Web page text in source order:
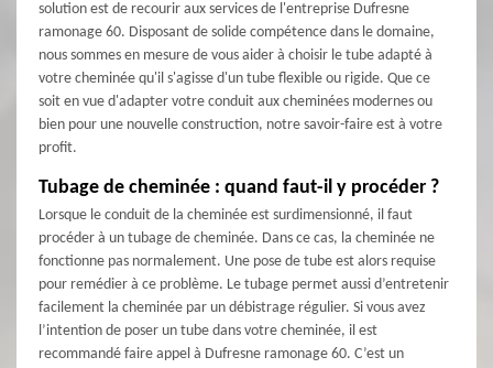
solution est de recourir aux services de l'entreprise Dufresne
ramonage 60. Disposant de solide compétence dans le domaine,
nous sommes en mesure de vous aider à choisir le tube adapté à
votre cheminée qu'il s'agisse d'un tube flexible ou rigide. Que ce
soit en vue d'adapter votre conduit aux cheminées modernes ou
bien pour une nouvelle construction, notre savoir-faire est à votre
profit.
Tubage de cheminée : quand faut-il y procéder ?
Lorsque le conduit de la cheminée est surdimensionné, il faut
procéder à un tubage de cheminée. Dans ce cas, la cheminée ne
fonctionne pas normalement. Une pose de tube est alors requise
pour remédier à ce problème. Le tubage permet aussi d’entretenir
facilement la cheminée par un débistrage régulier. Si vous avez
l’intention de poser un tube dans votre cheminée, il est
recommandé faire appel à Dufresne ramonage 60. C’est un